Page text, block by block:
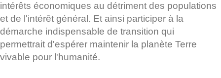
intérêts économiques au détriment des populations
et de l'intérêt général. Et ainsi participer à la
démarche indispensable de transition qui
permettrait d'espérer maintenir la planète Terre
vivable pour l'humanité.